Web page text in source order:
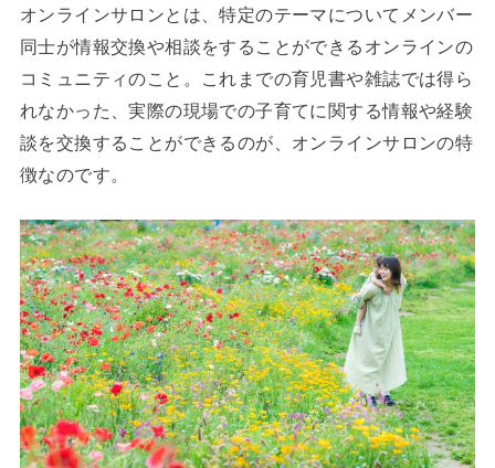
オンラインサロンとは、特定のテーマについてメンバー
同士が情報交換や相談をすることができるオンラインの
コミュニティのこと。これまでの育児書や雑誌では得ら
れなかった、実際の現場での子育てに関する情報や経験
談を交換することができるのが、オンラインサロンの特
徴なのです。